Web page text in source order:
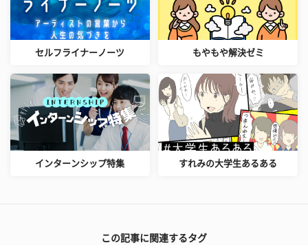
セルフライナーノーツ もやもや解決ゼミ
インターンシップ特集 すれみの大学生あるある
この記事に関連するタグ